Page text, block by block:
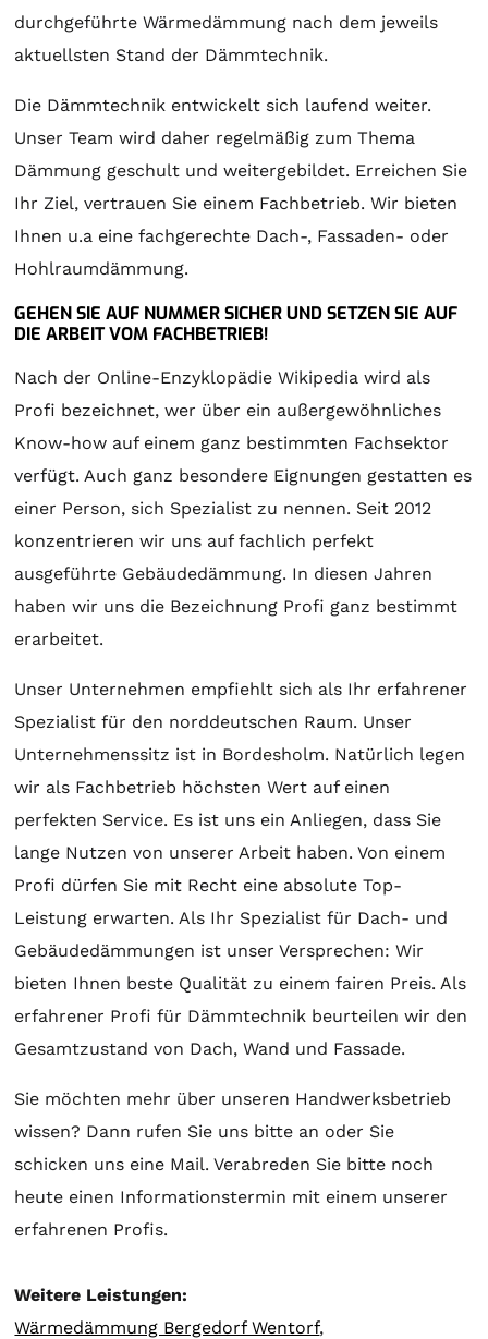
durchgeführte Wärmedämmung nach dem jeweils
aktuellsten Stand der Dämmtechnik.
Die Dämmtechnik entwickelt sich laufend weiter.
Unser Team wird daher regelmäßig zum Thema
Dämmung geschult und weitergebildet. Erreichen Sie
Ihr Ziel, vertrauen Sie einem Fachbetrieb. Wir bieten
Ihnen u.a eine fachgerechte Dach-, Fassaden- oder
Hohlraumdämmung.
GEHEN SIE AUF NUMMER SICHER UND SETZEN SIE AUF
DIE ARBEIT VOM FACHBETRIEB!
Nach der Online-Enzyklopädie Wikipedia wird als
Profi bezeichnet, wer über ein außergewöhnliches
Know-how auf einem ganz bestimmten Fachsektor
verfügt. Auch ganz besondere Eignungen gestatten es
einer Person, sich Spezialist zu nennen. Seit 2012
konzentrieren wir uns auf fachlich perfekt
ausgeführte Gebäudedämmung. In diesen Jahren
haben wir uns die Bezeichnung Profi ganz bestimmt
erarbeitet.
Unser Unternehmen empfiehlt sich als Ihr erfahrener
Spezialist für den norddeutschen Raum. Unser
Unternehmenssitz ist in Bordesholm. Natürlich legen
wir als Fachbetrieb höchsten Wert auf einen
perfekten Service. Es ist uns ein Anliegen, dass Sie
lange Nutzen von unserer Arbeit haben. Von einem
Profi dürfen Sie mit Recht eine absolute Top-
Leistung erwarten. Als Ihr Spezialist für Dach- und
Gebäudedämmungen ist unser Versprechen: Wir
bieten Ihnen beste Qualität zu einem fairen Preis. Als
erfahrener Profi für Dämmtechnik beurteilen wir den
Gesamtzustand von Dach, Wand und Fassade.
Sie möchten mehr über unseren Handwerksbetrieb
wissen? Dann rufen Sie uns bitte an oder Sie
schicken uns eine Mail. Verabreden Sie bitte noch
heute einen Informationstermin mit einem unserer
erfahrenen Profis.
Weitere Leistungen:
Wärmedämmung Bergedorf Wentorf,